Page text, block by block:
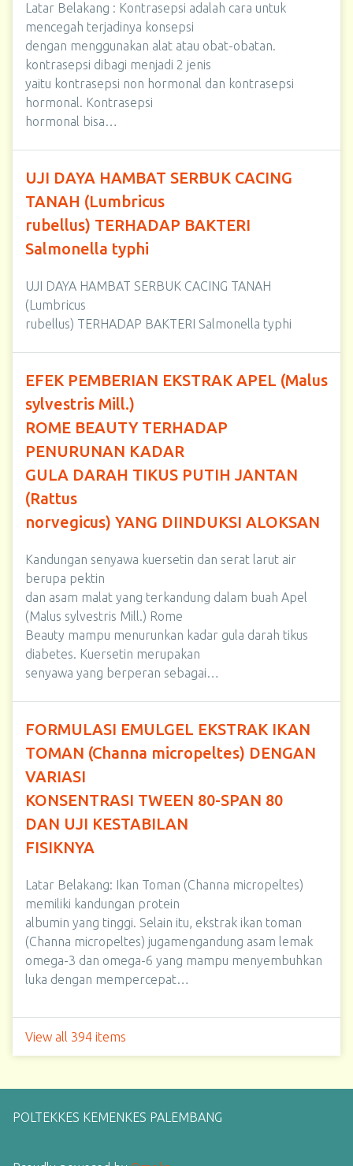
Latar Belakang : Kontrasepsi adalah cara untuk
mencegah terjadinya konsepsi
dengan menggunakan alat atau obat-obatan.
kontrasepsi dibagi menjadi 2 jenis
yaitu kontrasepsi non hormonal dan kontrasepsi
hormonal. Kontrasepsi
hormonal bisa…
UJI DAYA HAMBAT SERBUK CACING
TANAH (Lumbricus
rubellus) TERHADAP BAKTERI
Salmonella typhi
UJI DAYA HAMBAT SERBUK CACING TANAH
(Lumbricus
rubellus) TERHADAP BAKTERI Salmonella typhi
EFEK PEMBERIAN EKSTRAK APEL (Malus
sylvestris Mill.)
ROME BEAUTY TERHADAP
PENURUNAN KADAR
GULA DARAH TIKUS PUTIH JANTAN
(Rattus
norvegicus) YANG DIINDUKSI ALOKSAN
Kandungan senyawa kuersetin dan serat larut air
berupa pektin
dan asam malat yang terkandung dalam buah Apel
(Malus sylvestris Mill.) Rome
Beauty mampu menurunkan kadar gula darah tikus
diabetes. Kuersetin merupakan
senyawa yang berperan sebagai…
FORMULASI EMULGEL EKSTRAK IKAN
TOMAN (Channa micropeltes) DENGAN
VARIASI
KONSENTRASI TWEEN 80-SPAN 80
DAN UJI KESTABILAN
FISIKNYA
Latar Belakang: Ikan Toman (Channa micropeltes)
memiliki kandungan protein
albumin yang tinggi. Selain itu, ekstrak ikan toman
(Channa micropeltes) jugamengandung asam lemak
omega-3 dan omega-6 yang mampu menyembuhkan
luka dengan mempercepat…
View all 394 items
POLTEKKES KEMENKES PALEMBANG